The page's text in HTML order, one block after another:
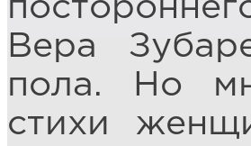
Вера
пола. Но
стихи